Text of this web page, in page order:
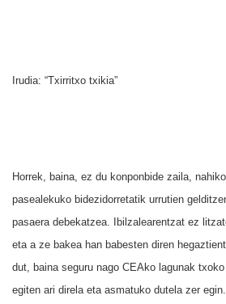
Irudia: “Txirritxo txikia”
Horrek, baina, ez du konponbide zaila,
pasealekuko bidezidorretatik urrutien
pasaera debekatzea. Ibilzalearentzat ez
eta a ze bakea han babesten diren
dut, baina seguru nago CEAko lagunak
egiten ari direla eta asmatuko dutela zer egin.